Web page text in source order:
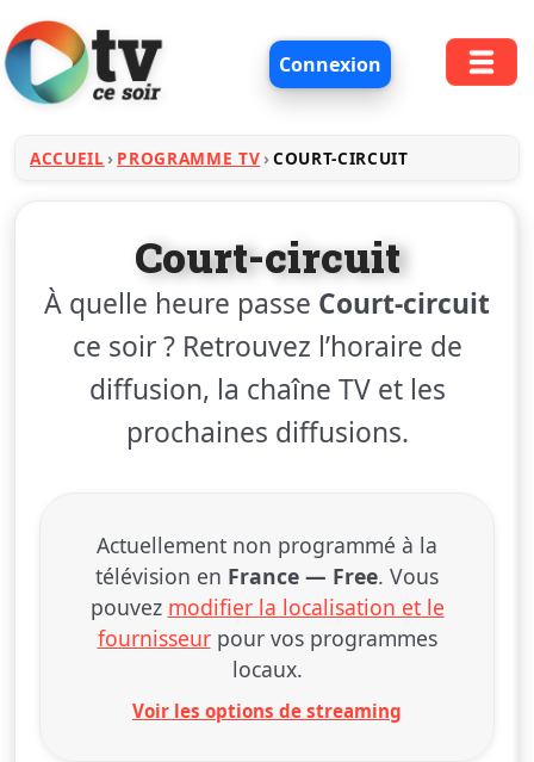
Connexion
ACCUEIL PROGRAMME TV COURT-CIRCUIT
Court-circuit
À quelle heure passe Court-circuit
ce soir ? Retrouvez l’horaire de
diffusion, la chaîne TV et les
prochaines diffusions.
Actuellement non programmé à la
télévision en France — Free. Vous
pouvez modifier la localisation et le
fournisseurpour vos programmes
locaux.
Voir les options de streaming